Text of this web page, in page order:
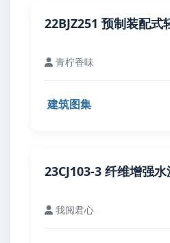
22BJZ251 预制装配式
青柠香味
建筑图集
23CJ103-3 纤维增强
我阅君心